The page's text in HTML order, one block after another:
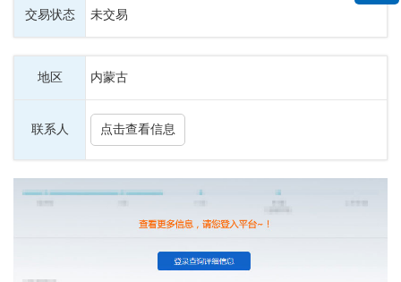
交易状态 未交易
地区 内蒙古
联系人 点击查看信息